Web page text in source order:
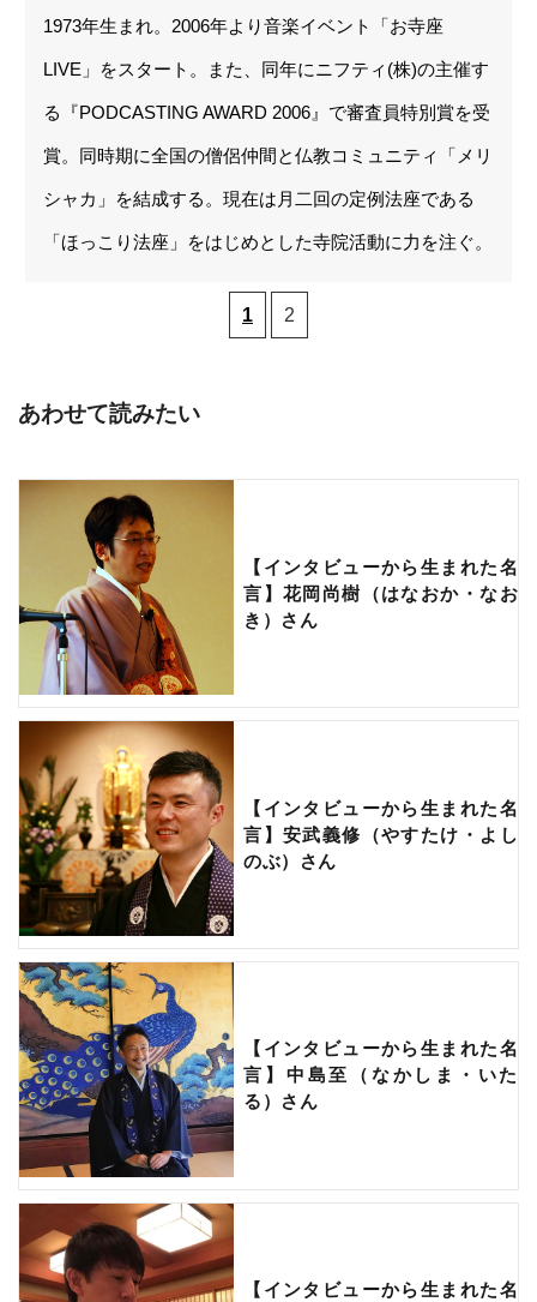
1973年生まれ。2006年より音楽イベント「お寺座
LIVE」をスタート。また、同年にニフティ(株)の主催す
る『PODCASTING AWARD 2006』で審査員特別賞を受
賞。同時期に全国の僧侶仲間と仏教コミュニティ「メリ
シャカ」を結成する。現在は月二回の定例法座である
「ほっこり法座」をはじめとした寺院活動に力を注ぐ。
1 2
あわせて読みたい
【インタビューから生まれた名
言】花岡尚樹（はなおか・なお
き）さん
【インタビューから生まれた名
言】安武義修（やすたけ・よし
のぶ）さん
【インタビューから生まれた名
言】中島至（なかしま・いた
る）さん
【インタビューから生まれた名